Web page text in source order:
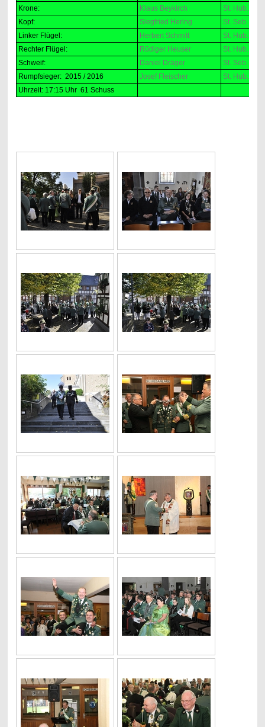
Krone:
Klaus Beykirch
St. Hub.
Kopf:
Siegfried Hering
St. Seb.
Linker Flügel:
Herbert Schmitt
St. Hub.
Rechter Flügel:
Rüdiger Heuser
St. Hub.
Schweif:
Daniel Dräger
St. Seb.
Rumpfsieger: 2015 / 2016
Josef Fleischer
St. Hub.
Uhrzeit: 17:15 Uhr 61 Schuss